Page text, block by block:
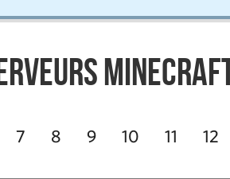
7 8 9 10 11 12